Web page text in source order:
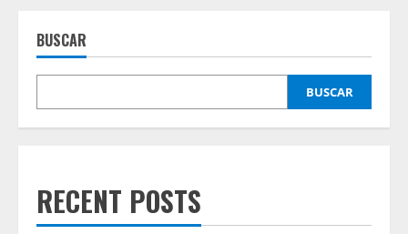
BUSCAR
BUSCAR
RECENT POSTS